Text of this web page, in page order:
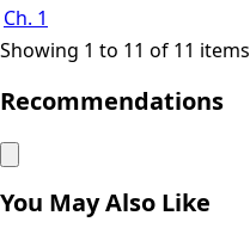
Ch. 1
Showing 1 to 11 of 11 items
Recommendations
You May Also Like